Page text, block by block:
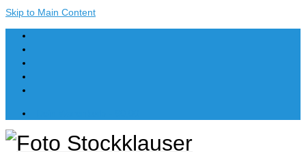
Skip to Main Content